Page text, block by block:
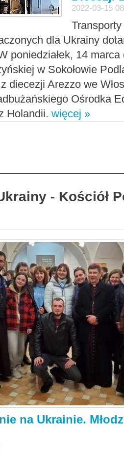
2022-03-15
dla Ukrainy
poniedziałek, 14
w Sokołowie
diecezji Arezzo we
Ośrodka
Holandii. więcej »
- Kościół
na Ukrainie.